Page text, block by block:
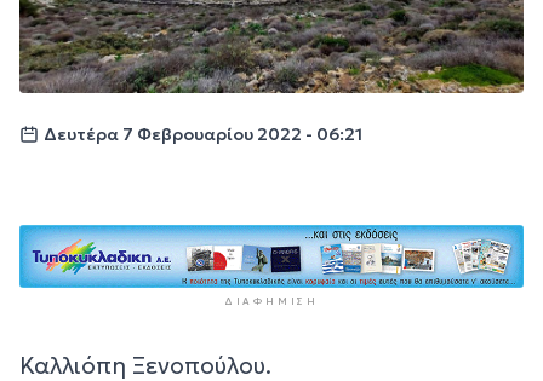
Δευτέρα 7 Φεβρουαρίου 2022 - 06:21
ΔΙΑΦΉΜΙΣΗ
Καλλιόπη Ξενοπούλου.